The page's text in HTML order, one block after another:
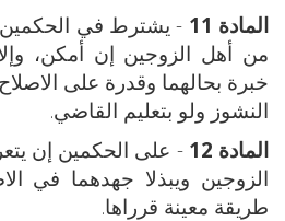
المادة 11
- يشترط في الحكمين
من أهل الزوجين إن أمكن،
خبرة بحالهما وقدرة على
النشوز ولو بتعليم القاضي.
المادة 12
- على الحكمين إن
الزوجين ويبذلا جهدهما في
طريقة معينة قرراها.